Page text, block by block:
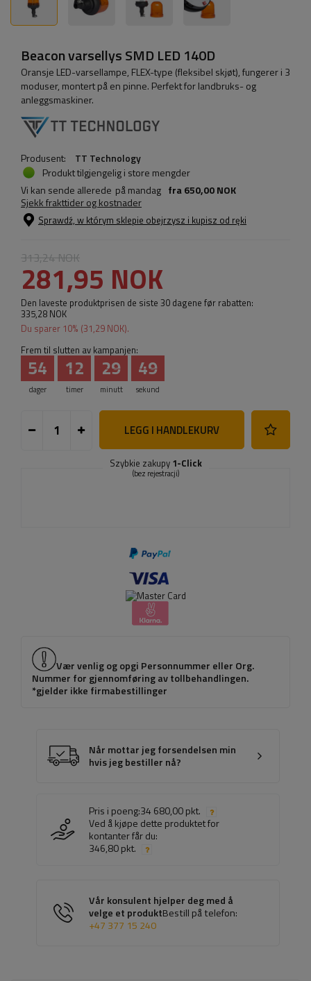
Beacon varsellys SMD LED 140D
Oransje LED-varsellampe, FLEX-type (fleksibel skjøt), fungerer i 3
moduser, montert på en pinne. Perfekt for landbruks- og
anleggsmaskiner.
Produsent:
TT Technology
Produkt tilgjengelig i store mengder
Vi kan sende allerede på mandag fra650,00 NOK
Sjekk frakttider og kostnader
Sprawdź, w którym sklepie obejrzysz i kupisz od ręki
313,24 NOK
281,95 NOK
Den laveste produktprisen de siste 30 dagene før rabatten:
335,28 NOK
Du sparer 10% (31,29 NOK).
Frem til slutten av kampanjen:
dager
54
timer
12
minutt
29
sekund
48
LEGG I HANDLEKURV
Szybkie zakupy 1-Click
(bez rejestracji)
Vær venlig og opgi Personnummer eller Org.
Nummer for gjennomføring av tollbehandlingen.
*gjelder ikke firmabestillinger
Når mottar jeg forsendelsen min
hvis jeg bestiller nå?
Pris i poeng:34 680,00 pkt.
Ved å kjøpe dette produktet for
kontanter får du:
346,80 pkt.
Vår konsulent hjelper deg med å
velge et produktBestill på telefon:
+47 377 15 240